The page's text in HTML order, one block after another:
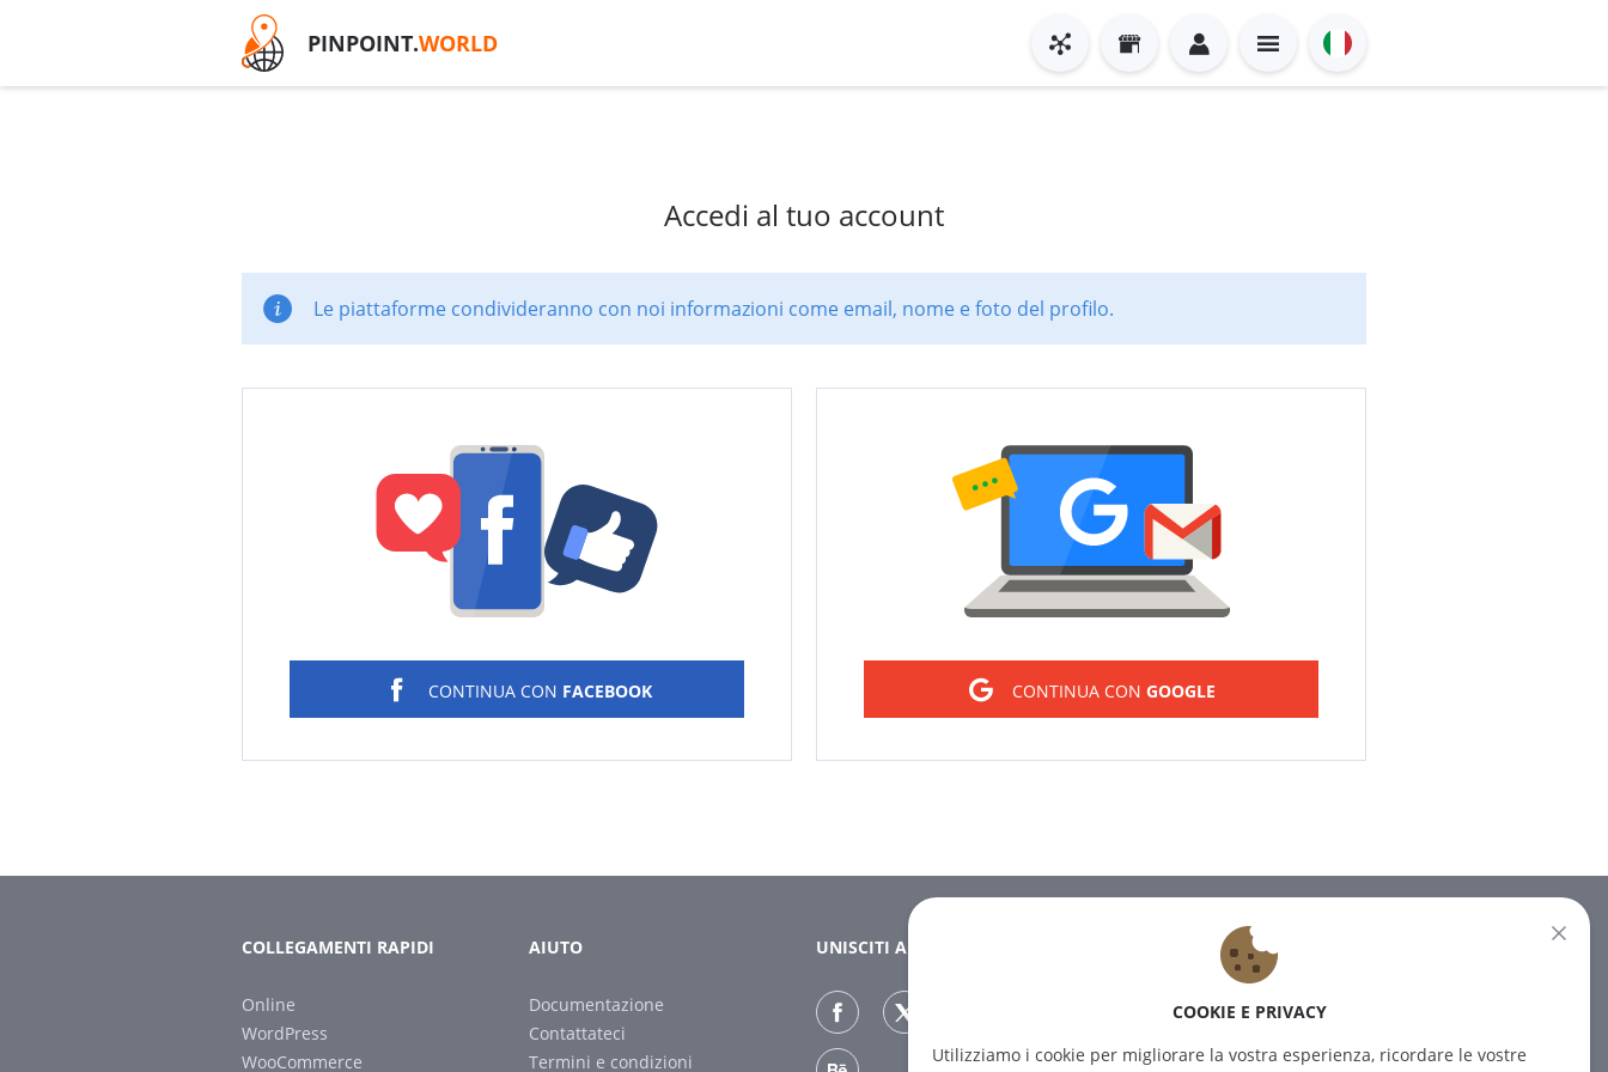
PINPOINT.WORLD
Accedi al tuo account
Le piattaforme condivideranno con noi informazioni come email, nome e foto del profilo.
CONTINUA CON FACEBOOK CONTINUA CON GOOGLE
COLLEGAMENTI RAPIDI
Online
WordPress
WooCommerce
AIUTO
Documentazione
Contattateci
Termini e condizioni
UNISCITI A NOI
Iscrivetevi alla nostra newsletter
COOKIE E PRIVACY
Utilizziamo i cookie per migliorare la vostra esperienza, ricordare le vostre